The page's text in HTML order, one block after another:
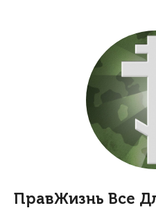
ПравЖизнь Все